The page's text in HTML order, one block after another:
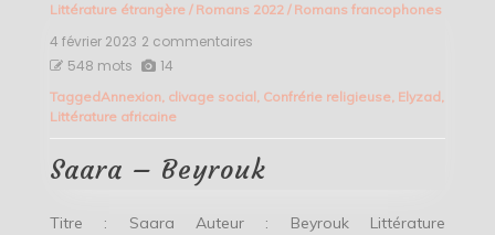
Littérature étrangère/ Romans 2022/ Romans francophones
4 février 2023 2 commentaires
Beyrouk
548 mots 14
TaggedAnnexion, clivage social, Confrérie religieuse, Elyzad,
Littérature africaine
Saara – Beyrouk
Titre : Saara Auteur : Beyrouk Littérature